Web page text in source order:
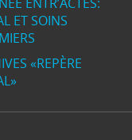
ET SOINS
«REPÈRE